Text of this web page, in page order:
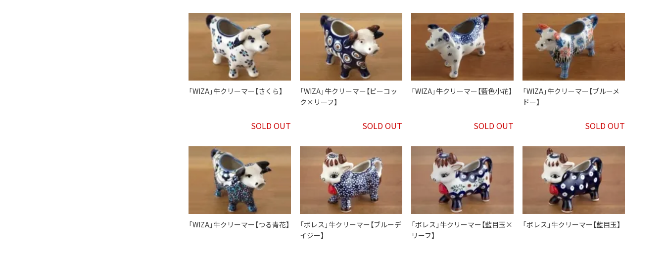
「WIZA」牛クリーマー【さくら】
SOLD OUT
「WIZA」牛クリーマー【ピーコッ
ク×リーフ】
SOLD OUT
「WIZA」牛クリーマー【藍色小花】
SOLD OUT
「WIZA」牛クリーマー【ブルーメ
ドー】
SOLD OUT
「WIZA」牛クリーマー【つる青花】
「ボレス」牛クリーマー【ブルーデ
イジー】
「ボレス」牛クリーマー【藍目玉×
リーフ】
「ボレス」牛クリーマー【藍目玉】